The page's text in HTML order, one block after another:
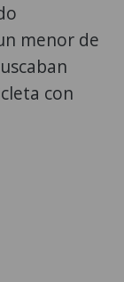
menor de
con